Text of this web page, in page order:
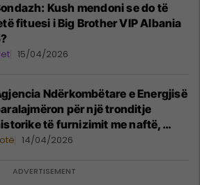
Kush mendoni se do të
fituesi i Big Brother VIP Albania
15/04/2026
Ndërkombëtare e Energjisë
për një tronditje
të furnizimit me naftë,
lufta me Iranin mbyt tregjet
14/04/2026